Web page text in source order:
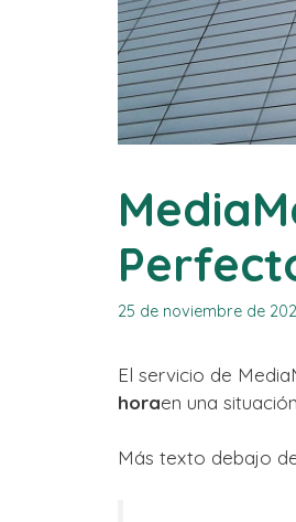
25 de noviembre de
El servicio de
horaen una
Más texto debajo